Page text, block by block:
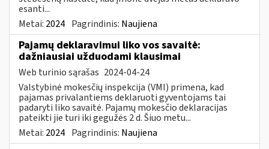
esanti...
Metai: 2024 Pagrindinis: Naujiena
Pajamų deklaravimui liko vos savaitė:
dažniausiai užduodami klausimai
Web turinio sąrašas 2024-04-24
Valstybinė mokesčių inspekcija (VMI) primena, kad
pajamas privalantiems deklaruoti gyventojams tai
padaryti liko savaitė. Pajamų mokesčio deklaracijas
pateikti jie turi iki gegužės 2 d. Šiuo metu...
Metai: 2024 Pagrindinis: Naujiena